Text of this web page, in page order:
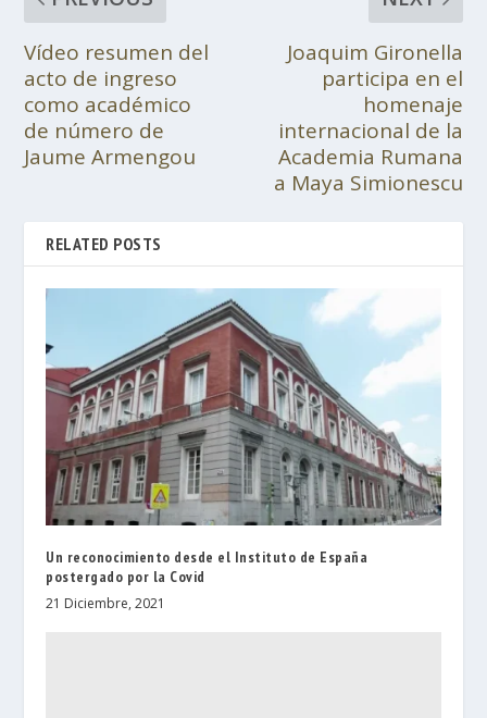
Vídeo resumen del
acto de ingreso
como académico
de número de
Jaume Armengou
Joaquim Gironella
participa en el
homenaje
internacional de la
Academia Rumana
a Maya Simionescu
RELATED POSTS
Un reconocimiento desde el Instituto de España
postergado por la Covid
21 Diciembre, 2021